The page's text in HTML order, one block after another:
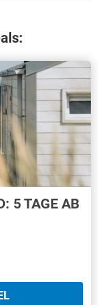
5 TAGE AB